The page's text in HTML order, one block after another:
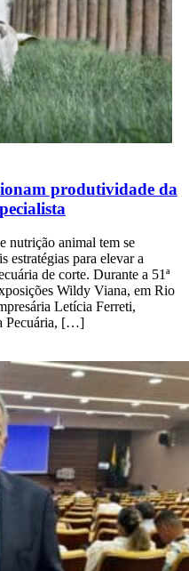
produtividade da
nutrição animal tem se
estratégias para elevar a
de corte. Durante a 51ª
Wildy Viana, em Rio
Letícia Ferreti,
Pecuária, […]